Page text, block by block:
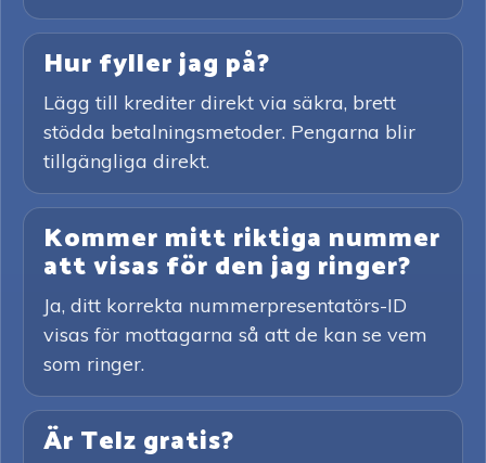
Hur fyller jag på?
Lägg till krediter direkt via säkra, brett
stödda betalningsmetoder. Pengarna blir
tillgängliga direkt.
Kommer mitt riktiga nummer
att visas för den jag ringer?
Ja, ditt korrekta nummerpresentatörs-ID
visas för mottagarna så att de kan se vem
som ringer.
Är Telz gratis?